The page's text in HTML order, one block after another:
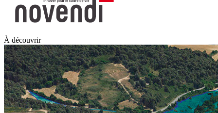
À découvrir